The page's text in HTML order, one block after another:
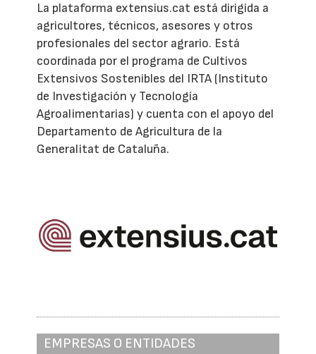
La plataforma extensius.cat está dirigida a
agricultores, técnicos, asesores y otros
profesionales del sector agrario. Está
coordinada por el programa de Cultivos
Extensivos Sostenibles del IRTA (Instituto
de Investigación y Tecnología
Agroalimentarias) y cuenta con el apoyo del
Departamento de Agricultura de la
Generalitat de Cataluña.
EMPRESAS O ENTIDADES